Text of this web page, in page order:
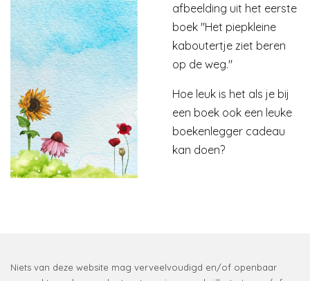
afbeelding uit het eerste
boek "Het piepkleine
kaboutertje ziet beren
op de weg."
Hoe leuk is het als je bij
een boek ook een leuke
boekenlegger cadeau
kan doen?
Niets van deze website mag verveelvoudigd en/of openbaar